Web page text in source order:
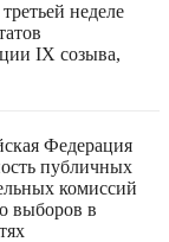
неделе
IX созыва,
Федерация
публичных
комиссий
выборов в